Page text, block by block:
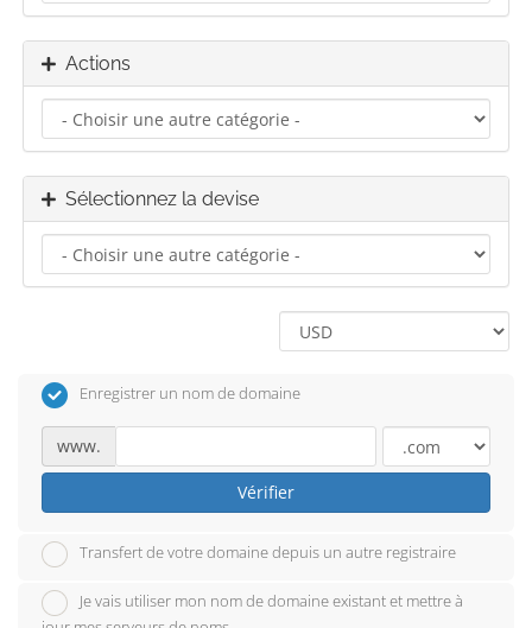
Actions
Sélectionnez la devise
Enregistrer un nom de domaine
www.
Vérifier
Transfert de votre domaine depuis un autre registraire
Je vais utiliser mon nom de domaine existant et mettre à